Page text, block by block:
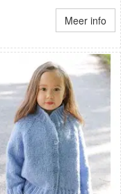
Meer info